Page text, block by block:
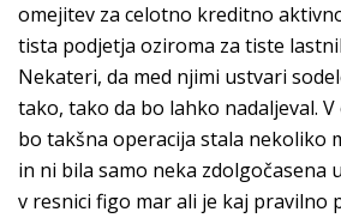
omejitev za celotno kreditno
tista podjetja oziroma za tiste
Nekateri, da med njimi ustvari
tako, tako da bo lahko nadaljeval.
bo takšna operacija stala nekoliko
in ni bila samo neka zdolgočasena
v resnici figo mar ali je kaj pravilno